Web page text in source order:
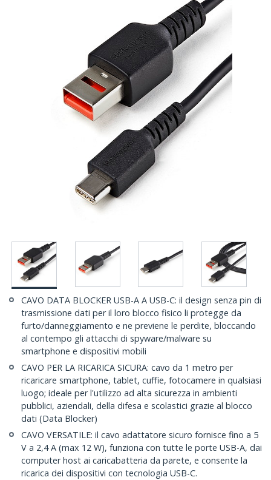
CAVO DATA BLOCKER USB-A A USB-C: il design senza pin di
trasmissione dati per il loro blocco fisico li protegge da
furto/danneggiamento e ne previene le perdite, bloccando
al contempo gli attacchi di spyware/malware su
smartphone e dispositivi mobili
CAVO PER LA RICARICA SICURA: cavo da 1 metro per
ricaricare smartphone, tablet, cuffie, fotocamere in qualsiasi
luogo; ideale per l'utilizzo ad alta sicurezza in ambienti
pubblici, aziendali, della difesa e scolastici grazie al blocco
dati (Data Blocker)
CAVO VERSATILE: il cavo adattatore sicuro fornisce fino a 5
V a 2,4 A (max 12 W), funziona con tutte le porte USB-A, dai
computer host ai caricabatteria da parete, e consente la
ricarica dei dispositivi con tecnologia USB-C.